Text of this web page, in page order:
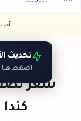
آخر
تحديث
اضغط هنا
كندا